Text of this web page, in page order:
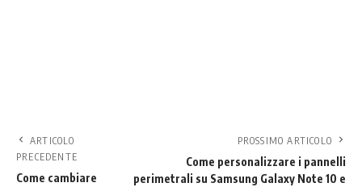
ARTICOLO
PRECEDENTE
Come cambiare
PROSSIMO ARTICOLO
Come personalizzare i pannelli
perimetrali su Samsung Galaxy Note 10 e